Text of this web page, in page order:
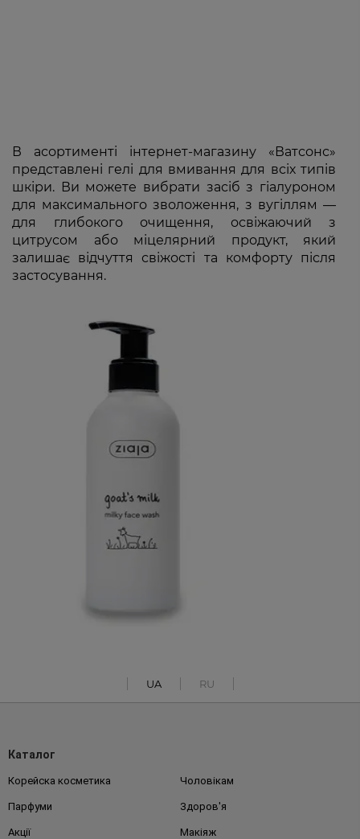
В асортименті інтернет-магазину «Ватсонс»
представлені гелі для вмивання для всіх типів
шкіри. Ви можете вибрати засіб з гіалуроном
для максимального зволоження, з вугіллям —
для глибокого очищення, освіжаючий з
цитрусом або міцелярний продукт, який
залишає відчуття свіжості та комфорту після
застосування.
UA RU
Каталог
Корейска косметика Чоловікам
Парфуми Здоров'я
Акції Макіяж